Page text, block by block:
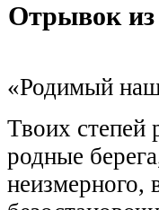
Отрывок из
«Родимый
Твоих степей
родные
неизмерного,